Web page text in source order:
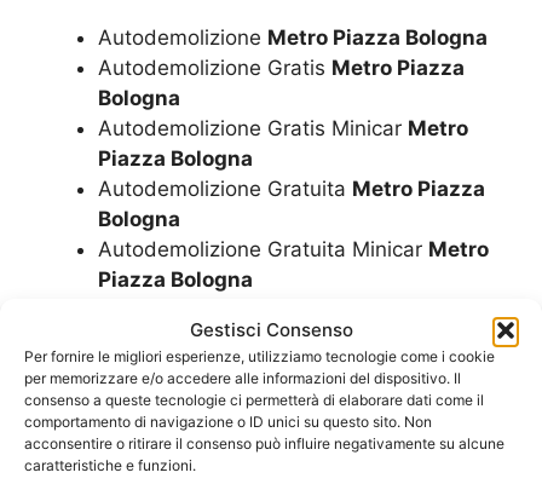
Gestisci Consenso
Per fornire le migliori esperienze, utilizziamo tecnologie come i cookie
per memorizzare e/o accedere alle informazioni del dispositivo. Il
consenso a queste tecnologie ci permetterà di elaborare dati come il
comportamento di navigazione o ID unici su questo sito. Non
acconsentire o ritirare il consenso può influire negativamente su alcune
caratteristiche e funzioni.
Autodemolizione Metro Piazza Bologna
Autodemolizione Gratis Metro Piazza
Bologna
Autodemolizione Gratis Minicar Metro
Piazza Bologna
Autodemolizione Gratuita Metro Piazza
Bologna
Autodemolizione Gratuita Minicar Metro
Piazza Bologna
Demolizione AutoMetro Piazza Bologna
Demolizione CamionMetro Piazza
Bologna
Demolizione Camper
Metro Piazza